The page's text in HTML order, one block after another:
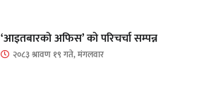
‘आइतबारको अफिस’ को परिचर्चा सम्पन्न
२०८३ श्रावण १९ गते, मंगलवार